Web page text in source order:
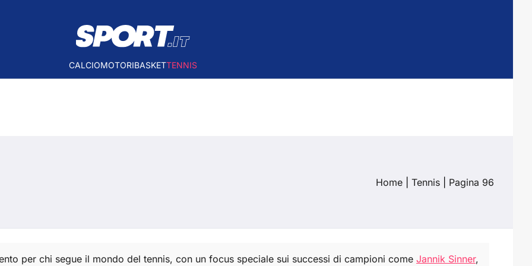
CALCIOMOTORIBASKETTENNIS
Home Tennis Pagina 96
per chi segue il mondo del tennis, con un focus speciale sui successi di campioni come Jannik Sinner,